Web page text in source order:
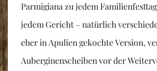
Parmigiana zu jedem
jedem Gericht – natürlich
eher in Apulien gekochte Version,
Auberginenscheiben vor der